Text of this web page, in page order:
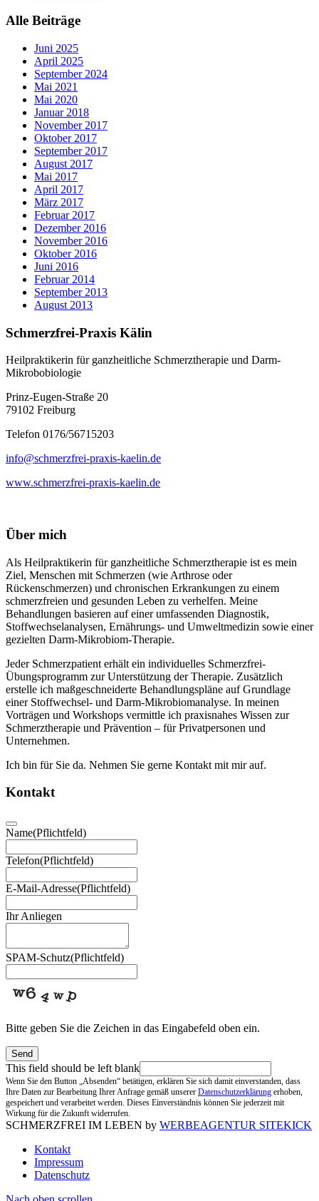
Alle Beiträge
Juni 2025
April 2025
September 2024
Mai 2021
Mai 2020
Januar 2018
November 2017
Oktober 2017
September 2017
August 2017
Mai 2017
April 2017
März 2017
Februar 2017
Dezember 2016
November 2016
Oktober 2016
Juni 2016
Februar 2014
September 2013
August 2013
Schmerzfrei-Praxis Kälin
Heilpraktikerin für ganzheitliche Schmerztherapie und Darm-
Mikrobobiologie
Prinz-Eugen-Straße 20
79102 Freiburg
Telefon 0176/56715203
info@schmerzfrei-praxis-kaelin.de
www.schmerzfrei-praxis-kaelin.de
Über mich
Als Heilpraktikerin für ganzheitliche Schmerztherapie ist es mein
Ziel, Menschen mit Schmerzen (wie Arthrose oder
Rückenschmerzen) und chronischen Erkrankungen zu einem
schmerzfreien und gesunden Leben zu verhelfen. Meine
Behandlungen basieren auf einer umfassenden Diagnostik,
Stoffwechselanalysen, Ernährungs- und Umweltmedizin sowie einer
gezielten Darm-Mikrobiom-Therapie.
Jeder Schmerzpatient erhält ein individuelles Schmerzfrei-
Übungsprogramm zur Unterstützung der Therapie. Zusätzlich
erstelle ich maßgeschneiderte Behandlungspläne auf Grundlage
einer Stoffwechsel- und Darm-Mikrobiomanalyse. In meinen
Vorträgen und Workshops vermittle ich praxisnahes Wissen zur
Schmerztherapie und Prävention – für Privatpersonen und
Unternehmen.
Ich bin für Sie da. Nehmen Sie gerne Kontakt mit mir auf.
Kontakt
Name(Pflichtfeld)
Telefon(Pflichtfeld)
E-Mail-Adresse(Pflichtfeld)
Ihr Anliegen
SPAM-Schutz(Pflichtfeld)
Bitte geben Sie die Zeichen in das Eingabefeld oben ein.
Send
This field should be left blank
Wenn Sie den Button „Absenden“ betätigen, erklären Sie sich damit einverstanden, dass
Ihre Daten zur Bearbeitung Ihrer Anfrage gemäß unserer Datenschutzerklärung erhoben,
gespeichert und verarbeitet werden. Dieses Einverständnis können Sie jederzeit mit
Wirkung für die Zukunft widerrufen.
SCHMERZFREI IM LEBEN by WERBEAGENTUR SITEKICK
Kontakt
Impressum
Datenschutz